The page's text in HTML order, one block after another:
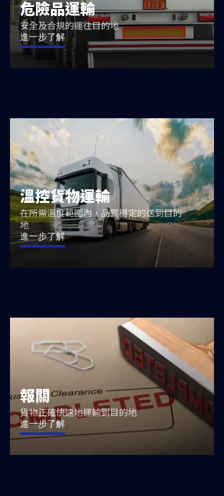
危險品運輸
安全及合規的運往目的地
進一步了解
溫控貨物運輸
在所需溫度範圍內，品質穩定的送到目的
地
進一步了解
報關
貨物正確快速地運輸到目的地
進一步了解